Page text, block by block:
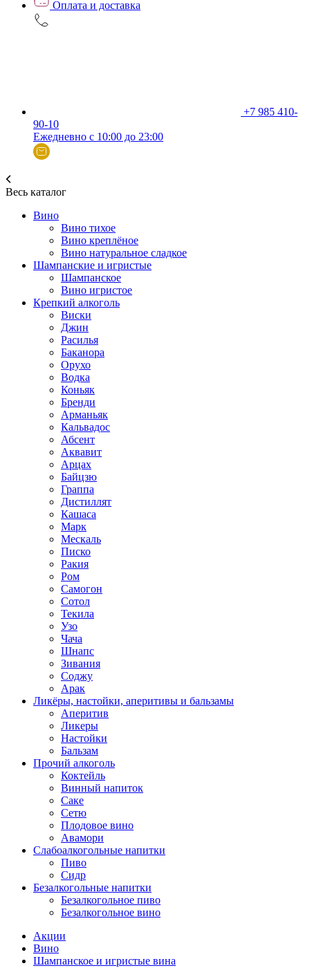
Оплата и доставка
+7 985 410-
90-10
Ежедневно с 10:00 до 23:00
Весь каталог
Вино
Вино тихое
Вино креплёное
Вино натуральное сладкое
Шампанские и игристые
Шампанское
Вино игристое
Крепкий алкоголь
Виски
Джин
Расилья
Баканора
Орухо
Водка
Коньяк
Бренди
Арманьяк
Кальвадос
Абсент
Аквавит
Арцах
Байцзю
Граппа
Дистиллят
Кашаса
Марк
Мескаль
Писко
Ракия
Ром
Самогон
Сотол
Текила
Узо
Чача
Шнапс
Зивания
Соджу
Арак
Ликёры, настойки, аперитивы и бальзамы
Аперитив
Ликеры
Настойки
Бальзам
Прочий алкоголь
Коктейль
Винный напиток
Саке
Сетю
Плодовое вино
Авамори
Слабоалкогольные напитки
Пиво
Сидр
Безалкогольные напитки
Безалкогольное пиво
Безалкогольное вино
Акции
Вино
Шампанское и игристые вина